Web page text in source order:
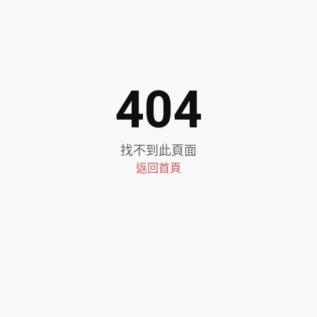
404
找不到此頁面
返回首頁